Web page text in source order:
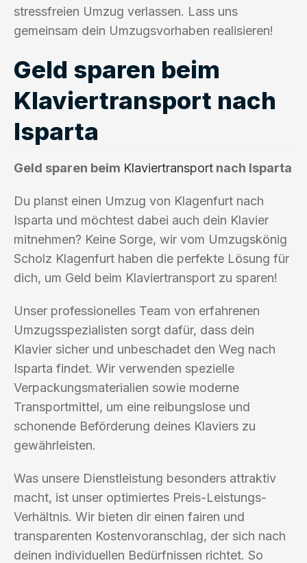
stressfreien Umzug verlassen. Lass uns
gemeinsam dein Umzugsvorhaben realisieren!
Geld sparen beim
Klaviertransport nach
Isparta
Geld sparen beim Klaviertransport nach Isparta
Du planst einen Umzug von Klagenfurt nach
Isparta und möchtest dabei auch dein Klavier
mitnehmen? Keine Sorge, wir vom Umzugskönig
Scholz Klagenfurt haben die perfekte Lösung für
dich, um Geld beim Klaviertransport zu sparen!
Unser professionelles Team von erfahrenen
Umzugsspezialisten sorgt dafür, dass dein
Klavier sicher und unbeschadet den Weg nach
Isparta findet. Wir verwenden spezielle
Verpackungsmaterialien sowie moderne
Transportmittel, um eine reibungslose und
schonende Beförderung deines Klaviers zu
gewährleisten.
Was unsere Dienstleistung besonders attraktiv
macht, ist unser optimiertes Preis-Leistungs-
Verhältnis. Wir bieten dir einen fairen und
transparenten Kostenvoranschlag, der sich nach
deinen individuellen Bedürfnissen richtet. So